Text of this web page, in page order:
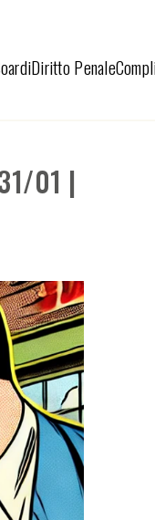
Diritto Penale
01 |